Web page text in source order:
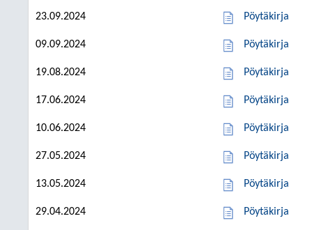
23.09.2024 Pöytäkirja
09.09.2024 Pöytäkirja
19.08.2024 Pöytäkirja
17.06.2024 Pöytäkirja
10.06.2024 Pöytäkirja
27.05.2024 Pöytäkirja
13.05.2024 Pöytäkirja
29.04.2024 Pöytäkirja